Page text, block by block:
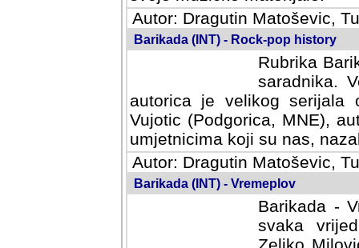
Autor: Dragutin Matoševic,
Barikada (INT) - Rock-pop history
Rubrika
saradnika.
autorica je velikog serijala
Vujotic (Podgorica, MNE),
umjetnicima koji su nas,
Autor: Dragutin Matoševic,
Barikada (INT) - Vremeplov
Barikada -
svaka